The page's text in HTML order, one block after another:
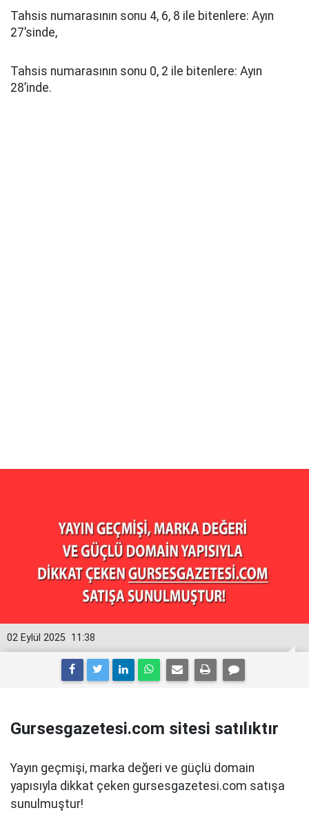
Tahsis numarasının sonu 4, 6, 8 ile bitenlere: Ayın
27’sinde,
Tahsis numarasının sonu 0, 2 ile bitenlere: Ayın
28’inde.
11:38
02 Eylül 2025
Gursesgazetesi.com sitesi satılıktır
Yayın geçmişi, marka değeri ve güçlü domain
yapısıyla dikkat çeken gursesgazetesi.com satışa
sunulmuştur!